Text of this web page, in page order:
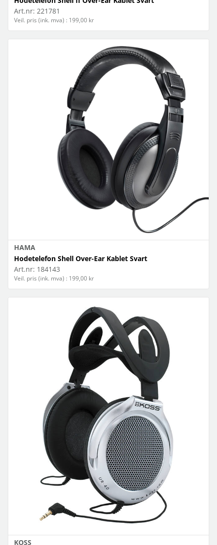
Art.nr: 221781
Veil. pris (ink. mva) : 199,00 kr
HAMA
Hodetelefon Shell Over-Ear Kablet Svart
Art.nr: 184143
Veil. pris (ink. mva) : 199,00 kr
KOSS